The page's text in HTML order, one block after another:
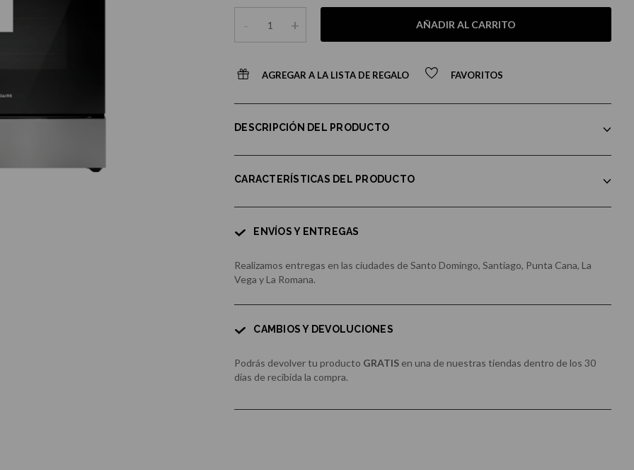
- + AÑADIR AL CARRITO
AGREGAR A LA LISTA DE REGALO FAVORITOS
DESCRIPCIÓN DEL PRODUCTO
CARACTERÍSTICAS DEL PRODUCTO
ENVÍOS Y ENTREGAS
Realizamos entregas en las ciudades de Santo Domingo, Santiago, Punta Cana, La
Vega y La Romana.
CAMBIOS Y DEVOLUCIONES
Podrás devolver tu producto GRATIS en una de nuestras tiendas dentro de los 30
días de recibida la compra.